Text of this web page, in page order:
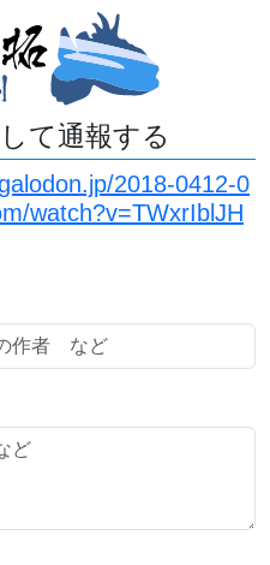
て通報する
2018-0412-0
watch?v=TWxrIblJH